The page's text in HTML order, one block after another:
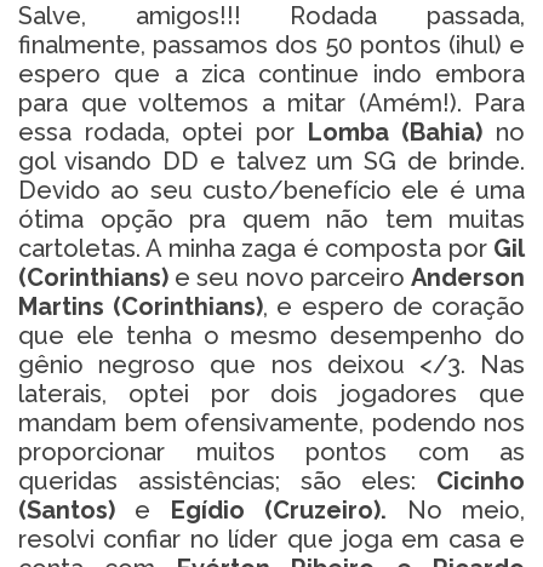
Salve, amigos!!! Rodada passada,
finalmente, passamos dos 50 pontos (ihul) e
espero que a zica continue indo embora
para que voltemos a mitar (Amém!). Para
essa rodada, optei por Lomba (Bahia) no
gol visando DD e talvez um SG de brinde.
Devido ao seu custo/benefício ele é uma
ótima opção pra quem não tem muitas
cartoletas. A minha zaga é composta por Gil
(Corinthians) e seu novo parceiroAnderson
Martins (Corinthians), e espero de coração
que ele tenha o mesmo desempenho do
gênio negroso que nos deixou </3. Nas
laterais, optei por dois jogadores que
mandam bem ofensivamente, podendo nos
proporcionar muitos pontos com as
queridas assistências; são eles: Cicinho
(Santos) e Egídio (Cruzeiro). No meio,
resolvi confiar no líder que joga em casa e